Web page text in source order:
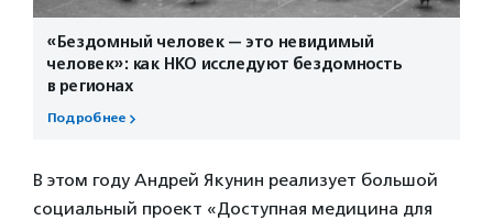
«Бездомный человек — это невидимый
человек»: как НКО исследуют бездомность
в регионах
Подробнее
В этом году Андрей Якунин реализует большой
социальный проект «Доступная медицина для